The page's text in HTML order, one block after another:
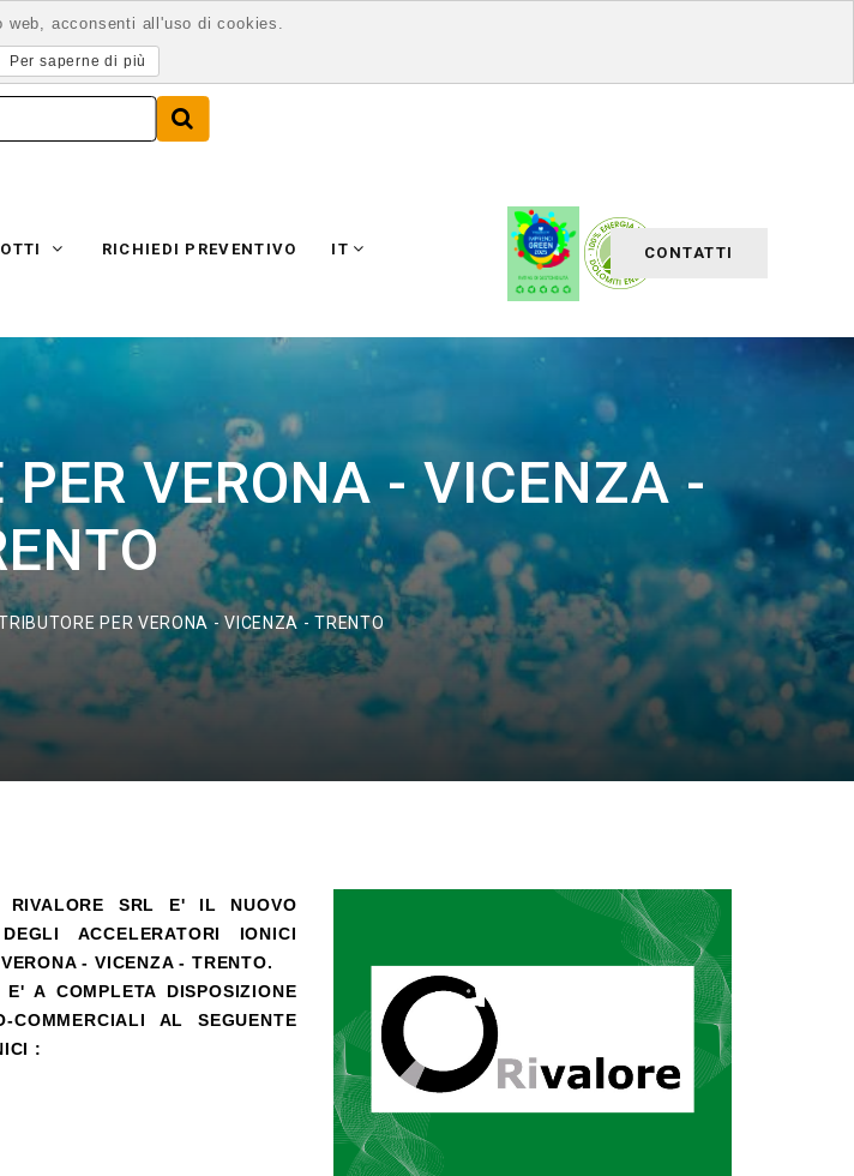
CONTATTI
RICHIEDI PREVENTIVO IT
VERONA - VICENZA -
PER VERONA - VICENZA - TRENTO
SRL E' IL NUOVO
ACCELERATORI IONICI
- VICENZA - TRENTO.
A COMPLETA DISPOSIZIONE
COMMERCIALI AL SEGUENTE
:
acconsenti all'uso di cookies.
Per saperne di più